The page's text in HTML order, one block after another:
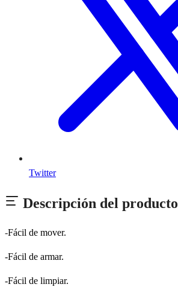
Twitter
Descripción del producto
-Fácil de mover.
-Fácil de armar.
-Fácil de limpiar.